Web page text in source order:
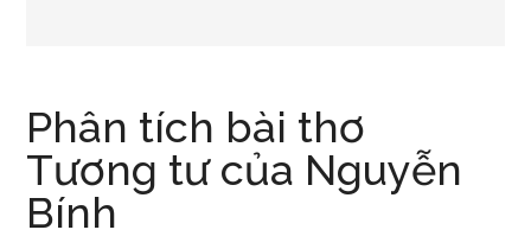
Phân tích bài thơ
Tương tư của Nguyễn
Bính